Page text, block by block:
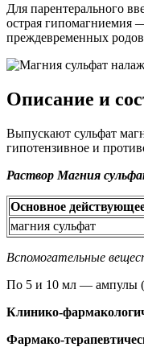
Для парентерального
острая гипомагниемия
преждевременных
Описание и
Выпускают сульфат
гипотензивное и
Раствор Магния
Основное
магния сульфат
Вспомогательные
По 5 и 10 мл — ампулы
Клинико-
Фармако-